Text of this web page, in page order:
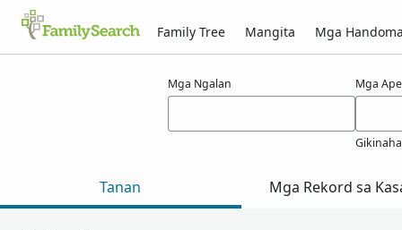
Family Tree Mangita Mga
Mga Ngalan Mga
Tanan Mga Rekord sa